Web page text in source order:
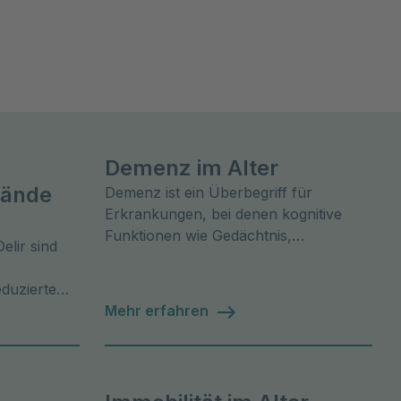
sind
Demenz im Alter
Demenz ist ein Überbegriff für
Erkrankungen, bei denen kognitive
Funktionen wie Gedächtnis,
Mehr erfahren